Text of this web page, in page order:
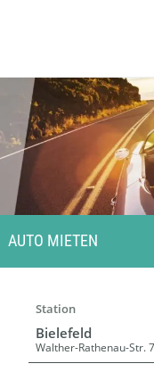
content
AUTO MIETEN
Station
Bielefeld
Walther-Rathenau-Str.